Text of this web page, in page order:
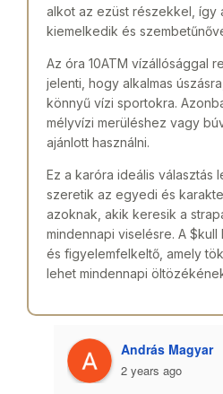
alkot az ezüst részekkel, így
kiemelkedik és
Az óra 10ATM vízállósággal
jelenti, hogy alkalmas
könnyű vízi sportokra.
mélyvízi merüléshez vagy
ajánlott használni.
Ez a karóra ideális választás
szeretik az egyedi és
azoknak, akik keresik a
mindennapi viselésre. A
és figyelemfelkeltő, amely
lehet mindennapi
András Magyar
2 years ago